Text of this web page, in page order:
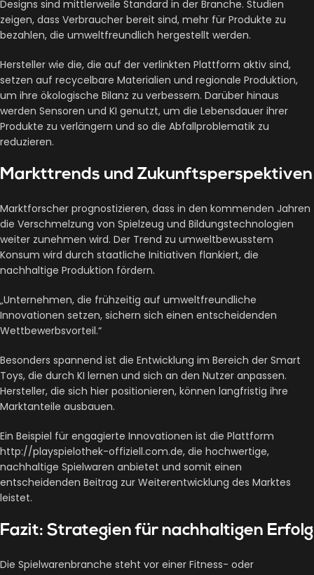
Designs sind mittlerweile Standard in der Branche. Studien
zeigen, dass Verbraucher bereit sind, mehr für Produkte zu
bezahlen, die umweltfreundlich hergestellt werden.
Hersteller wie die, die auf der verlinkten Plattform aktiv sind,
setzen auf recycelbare Materialien und regionale Produktion,
um ihre ökologische Bilanz zu verbessern. Darüber hinaus
werden Sensoren und KI genutzt, um die Lebensdauer ihrer
Produkte zu verlängern und so die Abfallproblematik zu
reduzieren.
Markttrends und Zukunftsperspektiven
Marktforscher prognostizieren, dass in den kommenden Jahren
die Verschmelzung von Spielzeug und Bildungstechnologien
weiter zunehmen wird. Der Trend zu umweltbewusstem
Konsum wird durch staatliche Initiativen flankiert, die
nachhaltige Produktion fördern.
„Unternehmen, die frühzeitig auf umweltfreundliche
Innovationen setzen, sichern sich einen entscheidenden
Wettbewerbsvorteil.“
Besonders spannend ist die Entwicklung im Bereich der Smart
Toys, die durch KI lernen und sich an den Nutzer anpassen.
Hersteller, die sich hier positionieren, können langfristig ihre
Marktanteile ausbauen.
Ein Beispiel für engagierte Innovationen ist die Plattform
http://playspielothek-offiziell.com.de, die hochwertige,
nachhaltige Spielwaren anbietet und somit einen
entscheidenden Beitrag zur Weiterentwicklung des Marktes
leistet.
Fazit: Strategien für nachhaltigen Erfolg
Die Spielwarenbranche steht vor einer Fitness- oder